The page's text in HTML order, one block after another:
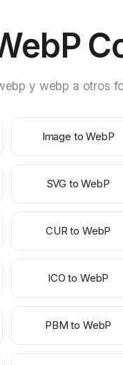
y webp a otros
Image to WebP
SVG to WebP
CUR to WebP
ICO to WebP
PBM to WebP